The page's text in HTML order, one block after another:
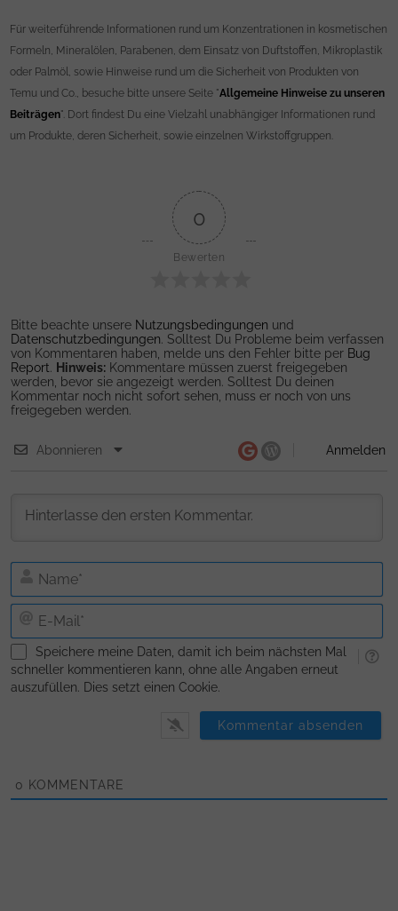
Für weiterführende Informationen rund um Konzentrationen in kosmetischen
Formeln, Mineralölen, Parabenen, dem Einsatz von Duftstoffen, Mikroplastik
oder Palmöl, sowie Hinweise rund um die Sicherheit von Produkten von
Temu und Co., besuche bitte unsere Seite "Allgemeine Hinweise zu unseren
Beiträgen". Dort findest Du eine Vielzahl unabhängiger Informationen rund
um Produkte, deren Sicherheit, sowie einzelnen Wirkstoffgruppen.
0
Bewerten
Bitte beachte unsere Nutzungsbedingungen und
Datenschutzbedingungen . Solltest Du Probleme beim verfassen
von Kommentaren haben, melde uns den Fehler bitte per Bug
Report
Hinweis: Kommentare müssen zuerst freigegeben
werden, bevor sie angezeigt werden. Solltest Du deinen
Kommentar noch nicht sofort sehen, muss er noch von uns
freigegeben werden.
Abonnieren Anmelden
E-
Speichere meine Daten, damit ich beim nächsten Mal
schneller kommentieren kann, ohne alle Angaben erneut
auszufüllen. Dies setzt einen Cookie.
0 KOMMENTARE